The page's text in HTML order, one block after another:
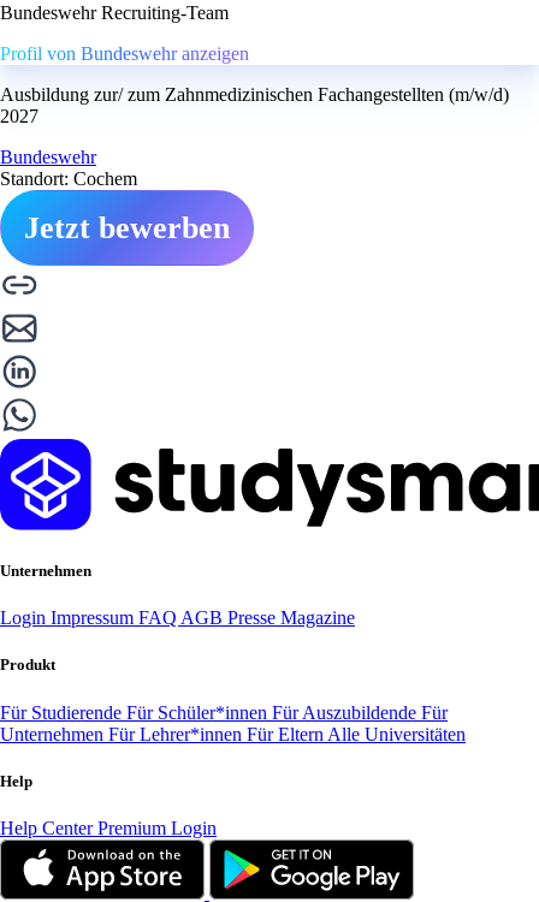
Bundeswehr Recruiting-Team
Profil von Bundeswehr anzeigen
Ausbildung zur/ zum Zahnmedizinischen Fachangestellten (m/w/d)
2027
Bundeswehr
Standort: Cochem
Jetzt bewerben
Unternehmen
Login Impressum FAQ AGB Presse Magazine
Produkt
Für Studierende Für Schüler*innen Für Auszubildende Für
Unternehmen Für Lehrer*innen Für Eltern Alle Universitäten
Help
Help CenterPremium Login